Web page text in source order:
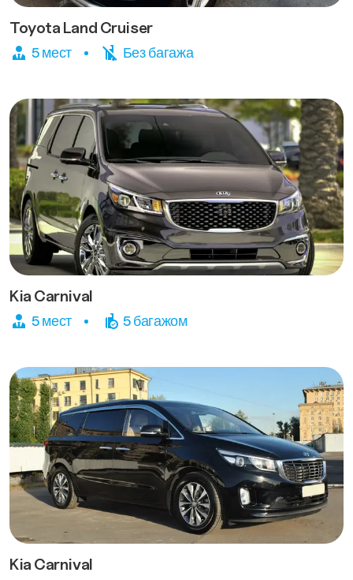
Toyota Land Cruiser
5 мест Без багажа
Kia Carnival
5 мест 5 багажом
Kia Carnival